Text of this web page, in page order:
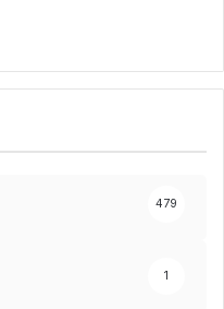
479
1